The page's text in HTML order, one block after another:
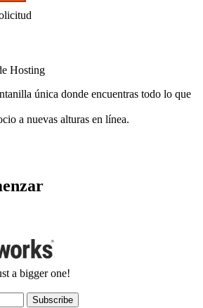
Hosting
única donde encuentras todo lo que
a nuevas alturas en línea.
a bigger one!
Subscribe